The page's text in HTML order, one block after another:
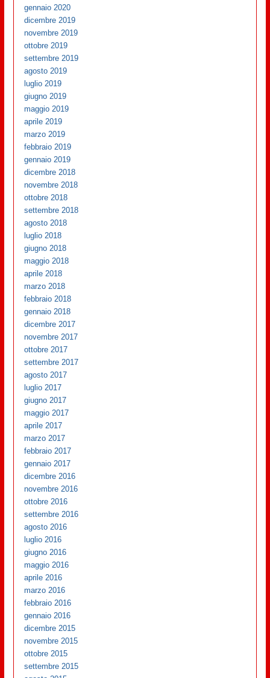
gennaio 2020
dicembre 2019
novembre 2019
ottobre 2019
settembre 2019
agosto 2019
luglio 2019
giugno 2019
maggio 2019
aprile 2019
marzo 2019
febbraio 2019
gennaio 2019
dicembre 2018
novembre 2018
ottobre 2018
settembre 2018
agosto 2018
luglio 2018
giugno 2018
maggio 2018
aprile 2018
marzo 2018
febbraio 2018
gennaio 2018
dicembre 2017
novembre 2017
ottobre 2017
settembre 2017
agosto 2017
luglio 2017
giugno 2017
maggio 2017
aprile 2017
marzo 2017
febbraio 2017
gennaio 2017
dicembre 2016
novembre 2016
ottobre 2016
settembre 2016
agosto 2016
luglio 2016
giugno 2016
maggio 2016
aprile 2016
marzo 2016
febbraio 2016
gennaio 2016
dicembre 2015
novembre 2015
ottobre 2015
settembre 2015